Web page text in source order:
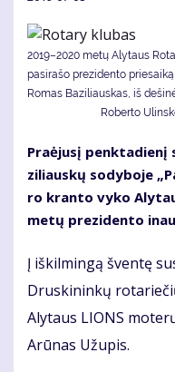
2019–2020 metų Alytaus
pasirašo prezidento
Romas Baziliauskas, iš
Roberto Ulinsko
Pra­ėju­sį penk­ta­die­nį
zi­liaus­kų so­dy­bo­je
ro kran­to vy­ko
me­tų pre­zi­den­to
Į iš­kil­min­gą šven­tę
Drus­ki­nin­kų
Aly­taus LIONS
Arū­nas Už­upis.